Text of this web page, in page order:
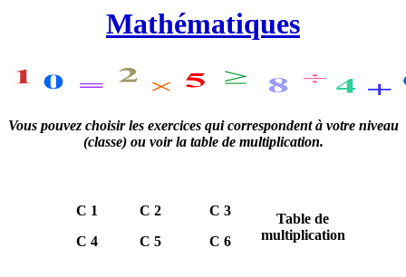
Mathématiques
Vous pouvez choisir les exercices qui correspondent à votre niveau
(classe) ou voir la table de multiplication.
C 1 C 2 C 3
Table de
multiplication
C 4 C 5 C 6